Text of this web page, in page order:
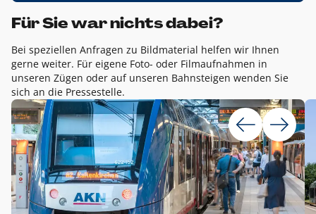
Für Sie war nichts dabei?
Bei speziellen Anfragen zu Bildmaterial helfen wir Ihnen
gerne weiter. Für eigene Foto- oder Filmaufnahmen in
unseren Zügen oder auf unseren Bahnsteigen wenden Sie
sich an die Pressestelle.